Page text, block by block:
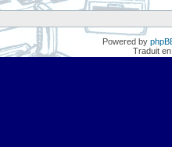
Powered by
Traduit